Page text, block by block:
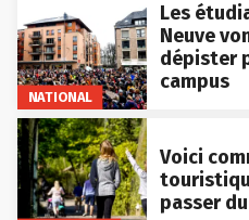
NATIONAL
Les
Neuve
dépister
campus
Voici
passer